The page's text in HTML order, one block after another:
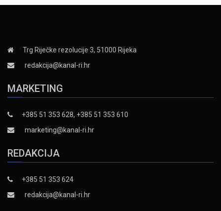
Trg Riječke rezolucije 3, 51000 Rijeka
redakcija@kanal-ri.hr
MARKETING
+385 51 353 628, +385 51 353 610
marketing@kanal-ri.hr
REDAKCIJA
+385 51 353 624
redakcija@kanal-ri.hr